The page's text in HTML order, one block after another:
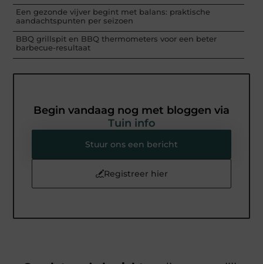
Een gezonde vijver begint met balans: praktische
aandachtspunten per seizoen
BBQ grillspit en BBQ thermometers voor een beter
barbecue-resultaat
Begin vandaag nog met bloggen via
Tuin info
Stuur ons een bericht
Registreer hier